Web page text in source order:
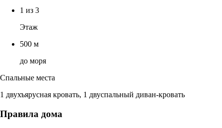
1 из 3
Этаж
500 м
до моря
Спальные места
1 двухъярусная кровать, 1 двуспальный диван-кровать
Правила дома